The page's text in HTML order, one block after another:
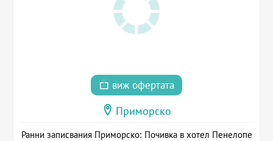
виж офертата
Приморско
Ранни записвания Приморско: Почивка в хотел Пенелопе